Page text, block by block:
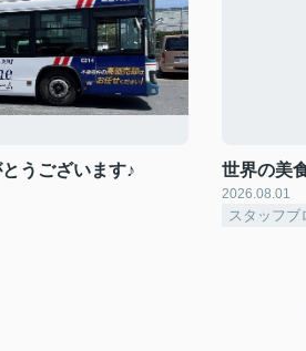
うございます♪ 世界の美
2026.08.01
スタッフブ